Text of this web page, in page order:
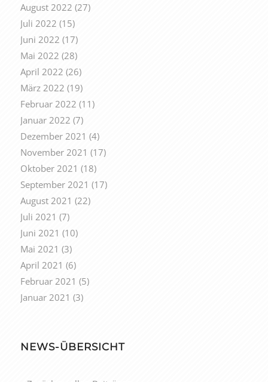
August 2022 (27)
Juli 2022 (15)
Juni 2022 (17)
Mai 2022 (28)
April 2022 (26)
März 2022 (19)
Februar 2022 (11)
Januar 2022 (7)
Dezember 2021 (4)
November 2021 (17)
Oktober 2021 (18)
September 2021 (17)
August 2021 (22)
Juli 2021 (7)
Juni 2021 (10)
Mai 2021 (3)
April 2021 (6)
Februar 2021 (5)
Januar 2021 (3)
NEWS-ÜBERSICHT